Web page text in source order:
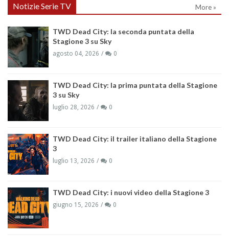
Notizie Serie TV More »
TWD Dead City: la seconda puntata della
Stagione 3 su Sky
agosto 04, 2026 0
TWD Dead City: la prima puntata della Stagione
3 su Sky
luglio 28, 2026 0
TWD Dead City: il trailer italiano della Stagione
3
luglio 13, 2026 0
TWD Dead City: i nuovi video della Stagione 3
giugno 15, 2026 0